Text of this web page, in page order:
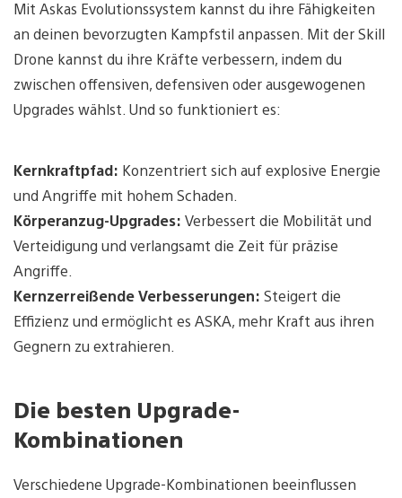
Mit Askas Evolutionssystem kannst du ihre Fähigkeiten
an deinen bevorzugten Kampfstil anpassen. Mit der Skill
Drone kannst du ihre Kräfte verbessern, indem du
zwischen offensiven, defensiven oder ausgewogenen
Upgrades wählst. Und so funktioniert es:
Kernkraftpfad: Konzentriert sich auf explosive Energie
und Angriffe mit hohem Schaden.
Körperanzug-Upgrades: Verbessert die Mobilität und
Verteidigung und verlangsamt die Zeit für präzise
Angriffe.
Kernzerreißende Verbesserungen: Steigert die
Effizienz und ermöglicht es ASKA, mehr Kraft aus ihren
Gegnern zu extrahieren.
Die besten Upgrade-
Kombinationen
Verschiedene Upgrade-Kombinationen beeinflussen